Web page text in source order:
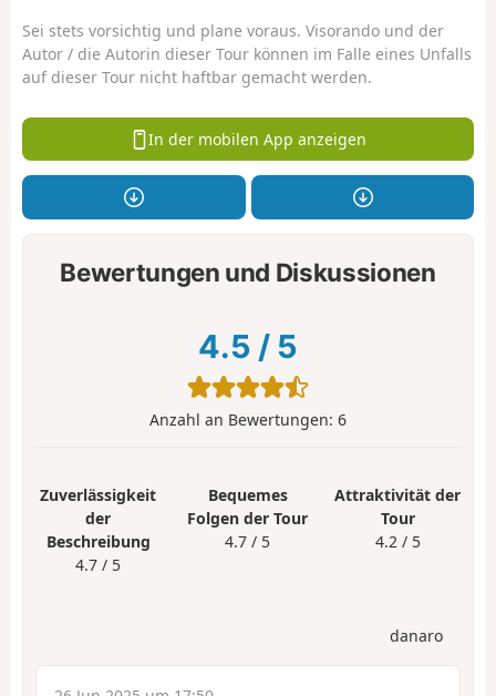
Sei stets vorsichtig und plane voraus. Visorando und der
Autor / die Autorin dieser Tour können im Falle eines Unfalls
auf dieser Tour nicht haftbar gemacht werden.
In der mobilen App anzeigen
Bewertungen und Diskussionen
4.5 / 5
Anzahl an Bewertungen: 6
Zuverlässigkeit
der
Beschreibung
4.7 / 5
Bequemes
Folgen der Tour
4.7 / 5
Attraktivität der
Tour
4.2 / 5
danaro